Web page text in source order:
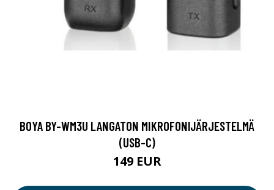
BOYA BY-WM3U LANGATON MIKROFONIJÄRJESTELMÄ
(USB-C)
149 EUR